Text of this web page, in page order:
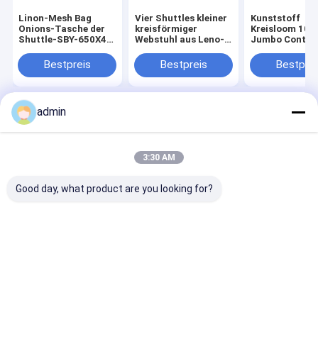
Linon-Mesh Bag
Onions-Tasche der
Shuttle-SBY-650X4
MaschineBestpreis
Vier Shuttles kleiner
kreisförmiger
Webstuhl aus Leno-
Gemüsepackung
Bestpreis
Kunststoff
Kreisloom 10
Jumbo
Startseite
Sitemap
Privacy Policy
Band-Verdrängungs-LinieChina Fabrik.Copyright © 2026
CHANGZHOU UNITED WIN PACK CO.,LTD. All Rights Reserved.
admin
3:30 AM
Good day, what product are you looking for?